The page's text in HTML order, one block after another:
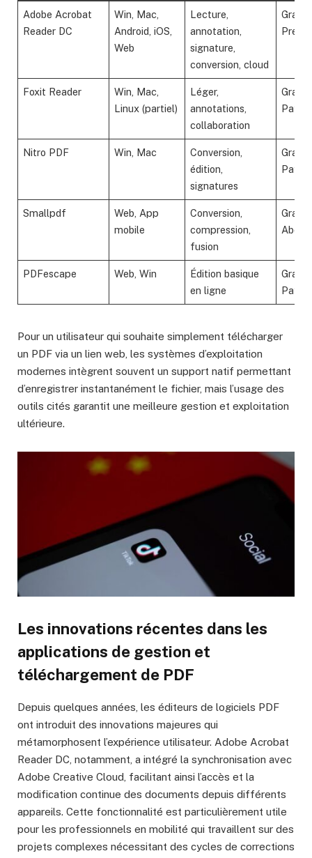
Adobe Acrobat
Reader DC
Win, Mac,
Android, iOS,
Web
Lecture,
annotation,
signature,
conversion, cloud
Foxit Reader
Win, Mac,
Linux (partiel)
Léger,
annotations,
collaboration
Nitro PDF Win, Mac
Conversion,
édition,
signatures
Smallpdf
Web, App
mobile
Conversion,
compression,
fusion
PDFescape Web, Win
Édition basique
en ligne
Pour un utilisateur qui souhaite simplement télécharger
un PDF via un lien web, les systèmes d’exploitation
modernes intègrent souvent un support natif permettant
d’enregistrer instantanément le fichier, mais l’usage des
outils cités garantit une meilleure gestion et exploitation
ultérieure.
Les innovations récentes dans les
applications de gestion et
téléchargement de PDF
Depuis quelques années, les éditeurs de logiciels PDF
ont introduit des innovations majeures qui
métamorphosent l’expérience utilisateur. Adobe Acrobat
Reader DC, notamment, a intégré la synchronisation avec
Adobe Creative Cloud, facilitant ainsi l’accès et la
modification continue des documents depuis différents
appareils. Cette fonctionnalité est particulièrement utile
pour les professionnels en mobilité qui travaillent sur des
projets complexes nécessitant des cycles de corrections